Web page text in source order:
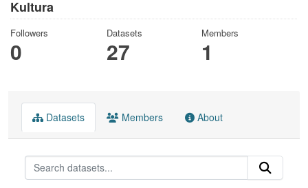
Kultura
Followers
0
Datasets
27
Members
1
Datasets Members About